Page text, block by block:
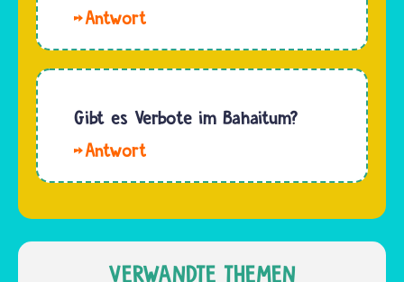
sie Sex
haben
möchten.
ist nur,
dass
Bahai
die
und
Anhänger
ihrem
Gibt es Verbote im Bahaitum?
Bahaitum
sind
einigeVERWANDTE THEMEN